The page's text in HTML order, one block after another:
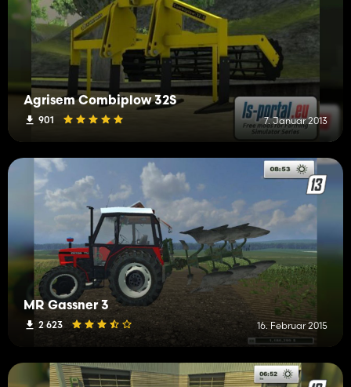
Agrisem Combiplow 32S
901 7. Januar 2013
MR Gassner 3
2 623 16. Februar 2015